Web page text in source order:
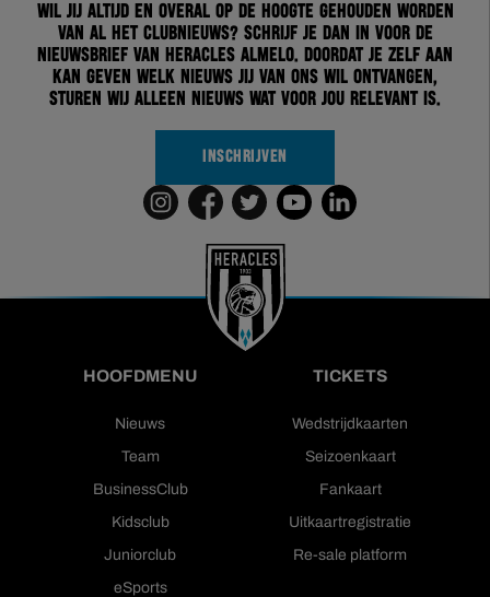
Wil jij altijd en overal op de hoogte gehouden worden
van al het clubnieuws? Schrijf je dan in voor de
nieuwsbrief van Heracles Almelo. Doordat je zelf aan
kan geven welk nieuws jij van ons wil ontvangen,
sturen wij alleen nieuws wat voor jou relevant is.
INSCHRIJVEN
HOOFDMENU
Nieuws
Team
BusinessClub
Kidsclub
Juniorclub
eSports
TICKETS
Wedstrijdkaarten
Seizoenkaart
Fankaart
Uitkaartregistratie
Re-sale platform